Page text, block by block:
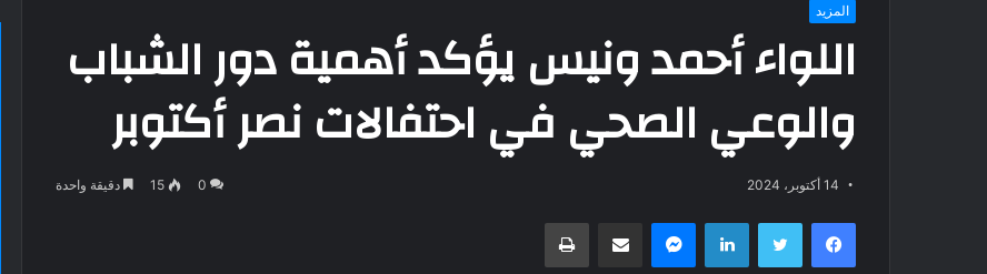
المزيد
اللواء أحمد ونيس يؤكد أهمية دور الشباب
والوعي الصحي في احتفالات نصر أكتوبر
14 أكتوبر، 2024 0
15 دقيقة واحدة
فيسبوك تويتر لينكدإن ماسنجر مشاركة عبر البريد طباعة